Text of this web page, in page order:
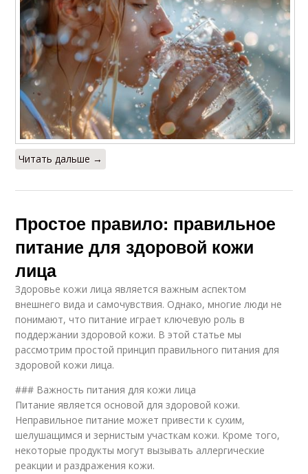
Читать дальше →
Простое правило: правильное
питание для здоровой кожи
лица
Здоровье кожи лица является важным аспектом
внешнего вида и самочувствия. Однако, многие люди не
понимают, что питание играет ключевую роль в
поддержании здоровой кожи. В этой статье мы
рассмотрим простой принцип правильного питания для
здоровой кожи лица.
### Важность питания для кожи лица
Питание является основой для здоровой кожи.
Неправильное питание может привести к сухим,
шелушащимся и зернистым участкам кожи. Кроме того,
некоторые продукты могут вызывать аллергические
реакции и раздражения кожи.